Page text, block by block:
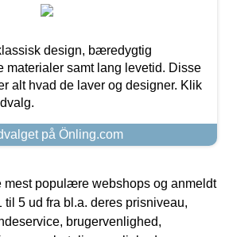
design, bæredygtig
materialer samt lang levetid. Disse
alt hvad de laver og designer. Klik
på Önling.com
mest populære webshops og anmeldt
til 5 ud fra bl.a. deres prisniveau,
brugervenlighed,